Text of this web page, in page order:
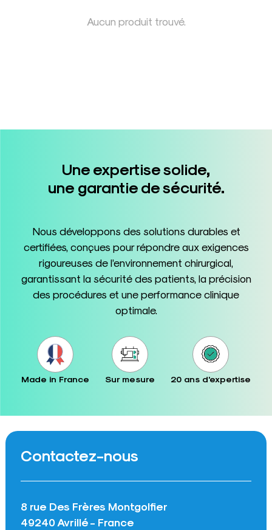
Aucun produit trouvé.
Une expertise solide,
une garantie de sécurité.
Nous développons des solutions durables et
certifiées, conçues pour répondre aux exigences
rigoureuses de l’environnement chirurgical,
garantissant la sécurité des patients, la précision
des procédures et une performance clinique
optimale.
Made in France Sur mesure 20 ans d'expertise
Contactez-nous
8 rue Des Frères Montgolfier
49240 Avrillé - France